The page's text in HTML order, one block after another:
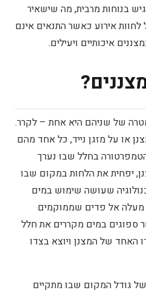
בנוחות מרבית, מה שישאיר
אירוע כאשר התנאים אינם
איכותיים ויעילים.
של שניהם היא אחת – לקרר.
או על מזגן נייד, כל אחד מהם
בחלל שבו נערך
יפחית את הלחות במקום שבו
שעושה שימוש במים
מעלה אל פדים שממוקמים
במים מקררים את חלל
האחד של המצנן ויוצא בצדו
גודל המקום שבו מתקיים